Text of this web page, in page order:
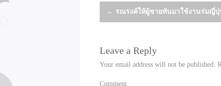
Post
← รณรงค์ให้ผู้ชายหันมาใช้งานร่มญี่
Leave a Reply
Your email address will not be published.
Comment